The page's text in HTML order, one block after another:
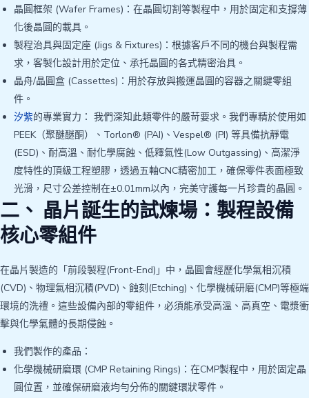
晶圓框架 (Wafer Frames)：在晶圓切割等製程中，用於固定和支撐薄
化後晶圓的載具。
製程治具與固定座 (Jigs & Fixtures)：根據客戶不同的機台與製程需
求，客製化設計用於定位、承托晶圓的各式精密治具。
晶舟/晶圓盒 (Cassettes)：用於存放與搬運晶圓的容器之關鍵零組
件。
汐紫的專業實力： 我們深知此類零件的嚴苛要求。我們專精於使用如
PEEK（聚醚醚酮）、Torlon® (PAI)、Vespel® (PI) 等具備抗靜電
(ESD)、耐高溫、耐化學腐蝕、低釋氣性(Low Outgassing)、高潔淨
度特性的頂級工程塑膠，透過五軸CNC精密加工，確保零件表面極致
光滑，尺寸公差控制在±0.01mm以內，完美守護每一片珍貴的晶圓。
二、 晶片誕生的試煉場：製程設備
核心零組件
在晶片製造的「前段製程(Front-End)」中，晶圓會經歷化學氣相沉積
(CVD)、物理氣相沉積(PVD)、蝕刻(Etching)、化學機械研磨(CMP)等極端
環境的洗禮。這些設備內部的零組件，必須能承受高溫、高真空、電漿衝
擊與化學氣體的長期侵蝕。
我們製作的產品：
化學機械研磨環 (CMP Retaining Rings)：在CMP製程中，用於固定晶
圓位置，並確保研磨液均勻分佈的關鍵環狀零件。